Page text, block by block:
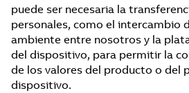
puede ser necesaria la
personales, como el intercambio
ambiente entre nosotros y la
del dispositivo, para permitir la
de los valores del producto o del
dispositivo.